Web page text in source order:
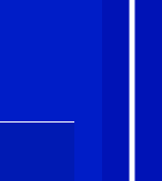
co-v2/files/p-vt-